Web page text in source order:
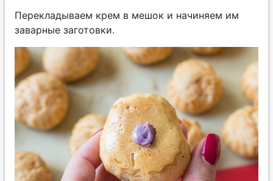
Перекладываем крем в мешок и начиняем им
заварные заготовки.